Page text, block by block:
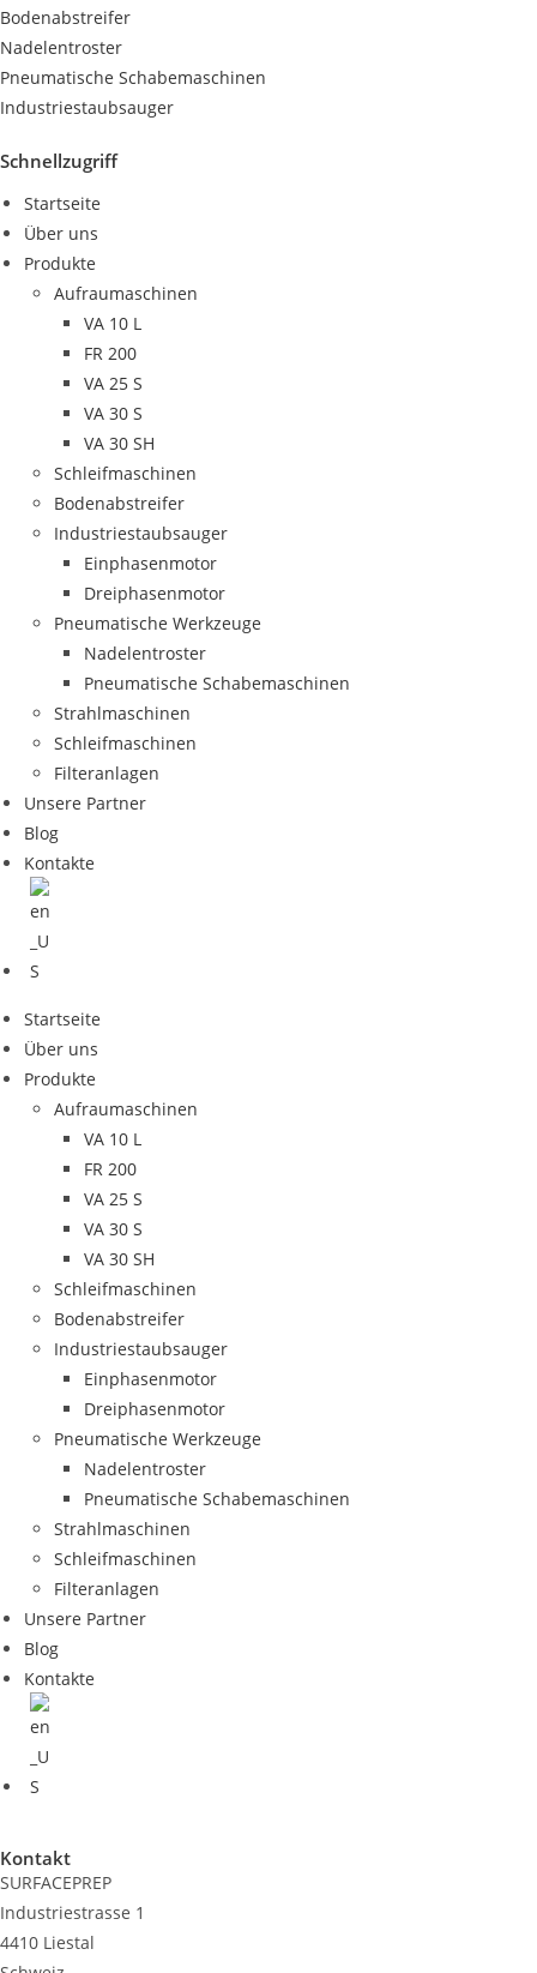
Bodenabstreifer
Nadelentroster
Pneumatische Schabemaschinen
Industriestaubsauger
Schnellzugriff
Startseite
Über uns
Produkte
Aufraumaschinen
VA 10 L
FR 200
VA 25 S
VA 30 S
VA 30 SH
Schleifmaschinen
Bodenabstreifer
Industriestaubsauger
Einphasenmotor
Dreiphasenmotor
Pneumatische Werkzeuge
Nadelentroster
Pneumatische Schabemaschinen
Strahlmaschinen
Schleifmaschinen
Filteranlagen
Unsere Partner
Blog
Kontakte
Startseite
Über uns
Produkte
Aufraumaschinen
VA 10 L
FR 200
VA 25 S
VA 30 S
VA 30 SH
Schleifmaschinen
Bodenabstreifer
Industriestaubsauger
Einphasenmotor
Dreiphasenmotor
Pneumatische Werkzeuge
Nadelentroster
Pneumatische Schabemaschinen
Strahlmaschinen
Schleifmaschinen
Filteranlagen
Unsere Partner
Blog
Kontakte
Kontakt
SURFACEPREP
Industriestrasse 1
4410 Liestal